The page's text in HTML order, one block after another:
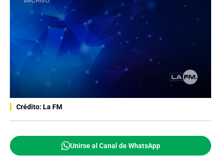
Crédito: La FM
Unirse al Canal de WhatsApp